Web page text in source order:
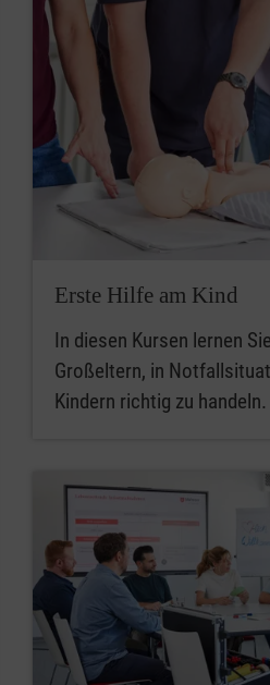
Erste Hilfe am Kind
In diesen Kursen lernen
Großeltern, in
Kindern richtig zu handeln.